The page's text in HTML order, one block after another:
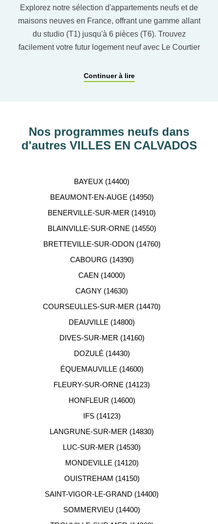
Explorez notre sélection d'appartements neufs et de
maisons neuves en France, offrant une gamme allant
du studio (T1) jusqu'à 6 pièces (T6). Trouvez
facilement votre futur logement neuf avec Le Courtier
pour affiner vos critères. Vous pourrez également
ACCOMPAGNEMENT
Notre équipe de conseillers se tient gratuitement à
Continuer à lire
Nos programmes neufs dans
d'autres VILLES EN CALVADOS
BAYEUX (14400)
BEAUMONT-EN-AUGE (14950)
BENERVILLE-SUR-MER (14910)
BLAINVILLE-SUR-ORNE (14550)
BRETTEVILLE-SUR-ODON (14760)
CABOURG (14390)
CAEN (14000)
CAGNY (14630)
COURSEULLES-SUR-MER (14470)
DEAUVILLE (14800)
DIVES-SUR-MER (14160)
DOZULÉ (14430)
ÉQUEMAUVILLE (14600)
FLEURY-SUR-ORNE (14123)
HONFLEUR (14600)
IFS (14123)
LANGRUNE-SUR-MER (14830)
LUC-SUR-MER (14530)
MONDEVILLE (14120)
OUISTREHAM (14150)
SAINT-VIGOR-LE-GRAND (14400)
SOMMERVIEU (14400)